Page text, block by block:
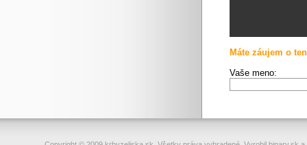
Máte záujem o
Vaše meno: